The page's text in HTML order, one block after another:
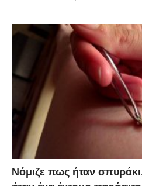
Νόμιζε πως ήταν